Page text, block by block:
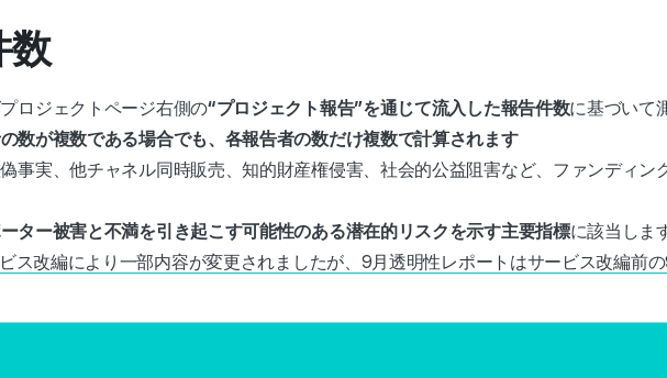
数
ロジェクトページ右側の“プロジェクト報告”を通じて流入した報告件数に基づいて
数が複数である場合でも、各報告者の数だけ複数で計算されます
事実、他チャネル同時販売、知的財産権侵害、社会的公益阻害など、ファンディン
ター被害と不満を引き起こす可能性のある潜在的リスクを示す主要指標に該当しま
ス改編により一部内容が変更されましたが、9月透明性レポートはサービス改編前